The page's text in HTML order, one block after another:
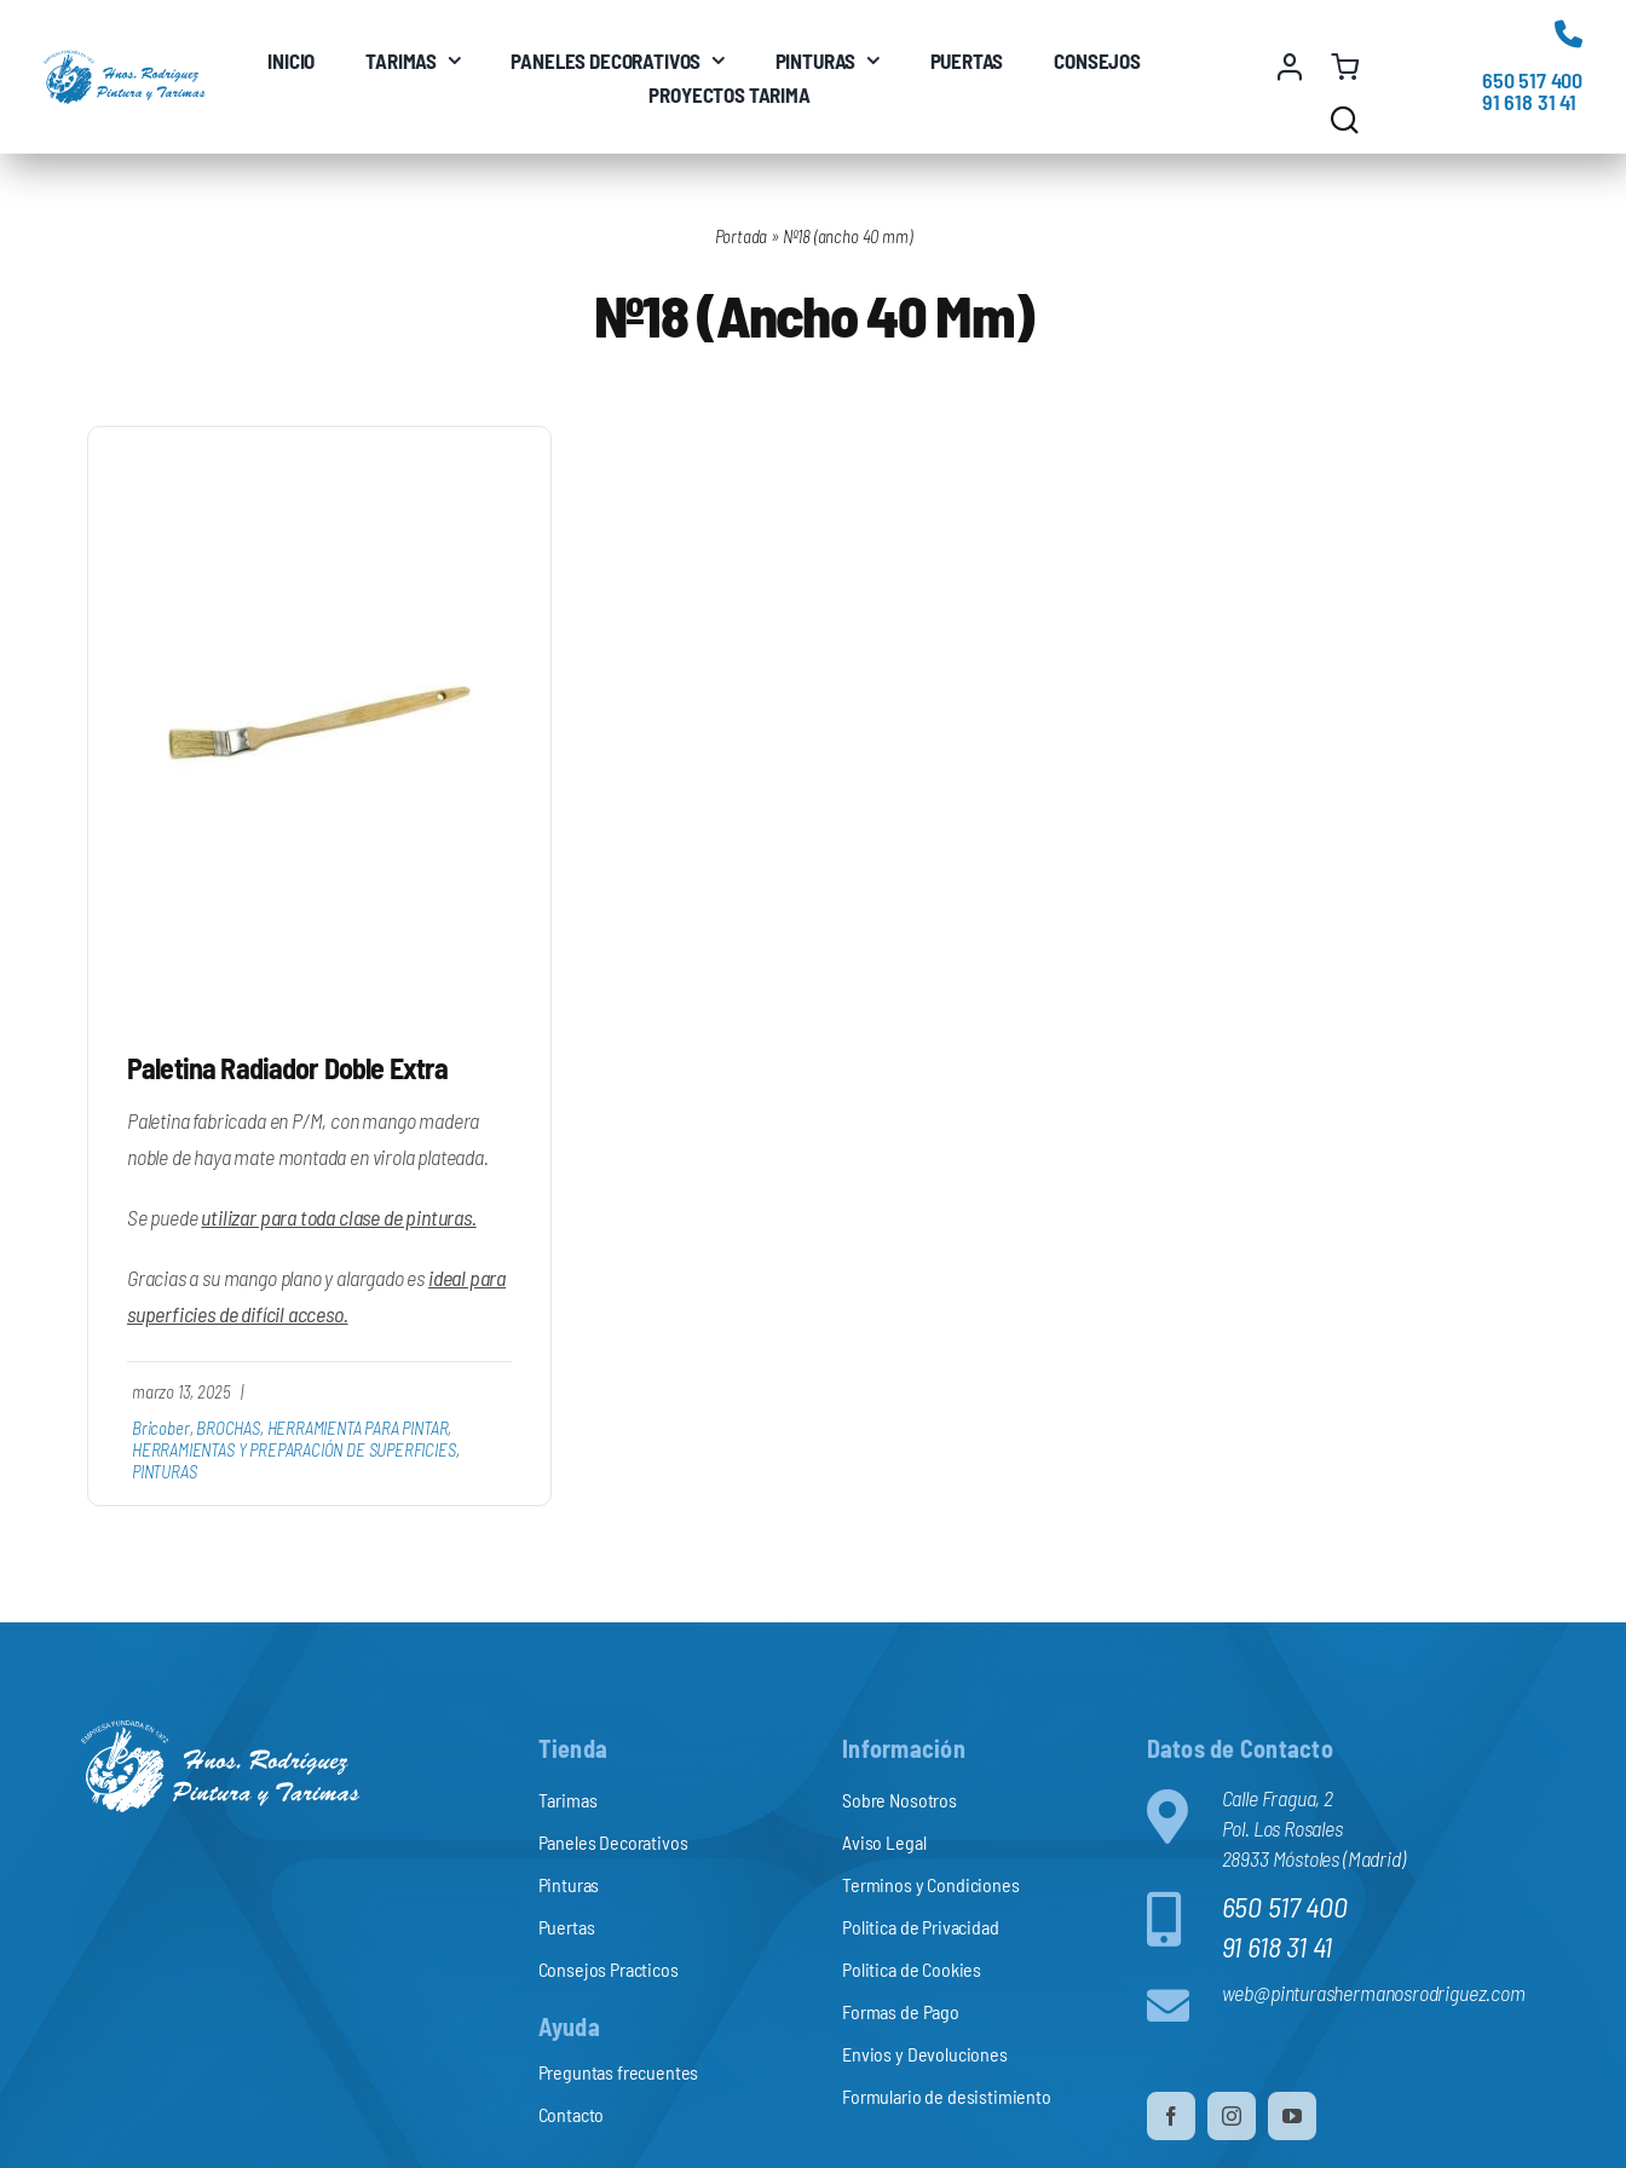
contenido
INICIO TARIMAS PANELES DECORATIVOS PINTURAS PUERTAS
CONSEJOS
PROYECTOS TARIMA
650 517 400
91 618 31 41
Portada » Nº18 (ancho 40 mm)
Nº18 (ancho 40 Mm)
Paletina Radiador Doble Extra
Paletina fabricada en P/M, con mango madera
noble de haya mate montada en virola plateada.
Se puedeutilizar para toda clase de pinturas.
Gracias a su mango plano y alargado esideal para
superficies de difícil acceso.
marzo 13, 2025 |
Bricober, BROCHAS, HERRAMIENTA PARA PINTAR,
HERRAMIENTAS Y PREPARACIÓN DE SUPERFICIES,
PINTURAS
Tienda
Tarimas
Paneles Decorativos
Pinturas
Puertas
Consejos Practicos
Ayuda
Preguntas frecuentes
Contacto
Información
Sobre Nosotros
Aviso Legal
Terminos y Condiciones
Politica de Privacidad
Politica de Cookies
Formas de Pago
Envios y Devoluciones
Formulario de desistimiento
Datos de Contacto
Calle Fragua, 2
Pol. Los Rosales
28933 Móstoles (Madrid)
650 517 400
91 618 31 41
web@pinturashermanosrodriguez.com